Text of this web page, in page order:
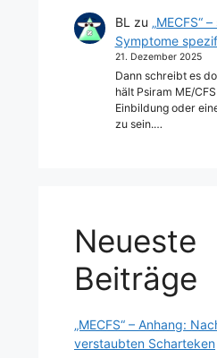
BL zu „MECFS“
Symptome
21. Dezember 2025
Dann schreibt es
hält Psiram ME/
Einbildung oder
zu sein.…
Neueste
Beiträge
„MECFS“ – Anhang:
verstaubten Scharteken